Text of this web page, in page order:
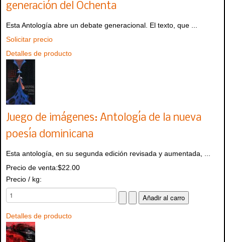
generación del Ochenta
Esta Antología abre un debate generacional. El texto, que ...
Solicitar precio
Detalles de producto
Juego de imágenes: Antología de la nueva
poesía dominicana
Esta antología, en su segunda edición revisada y aumentada, ...
Precio de venta:$22.00
Precio / kg:
Detalles de producto